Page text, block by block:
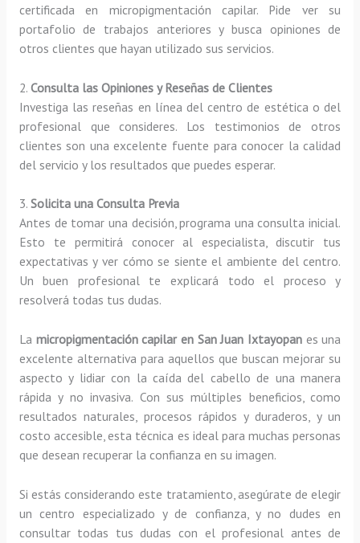
certificada en micropigmentación capilar. Pide ver su
portafolio de trabajos anteriores y busca opiniones de
otros clientes que hayan utilizado sus servicios.
2. Consulta las Opiniones y Reseñas de Clientes
Investiga las reseñas en línea del centro de estética o del
profesional que consideres. Los testimonios de otros
clientes son una excelente fuente para conocer la calidad
del servicio y los resultados que puedes esperar.
3. Solicita una Consulta Previa
Antes de tomar una decisión, programa una consulta inicial.
Esto te permitirá conocer al especialista, discutir tus
expectativas y ver cómo se siente el ambiente del centro.
Un buen profesional te explicará todo el proceso y
resolverá todas tus dudas.
La micropigmentación capilar en San Juan Ixtayopanes una
excelente alternativa para aquellos que buscan mejorar su
aspecto y lidiar con la caída del cabello de una manera
rápida y no invasiva. Con sus múltiples beneficios, como
resultados naturales, procesos rápidos y duraderos, y un
costo accesible, esta técnica es ideal para muchas personas
que desean recuperar la confianza en su imagen.
Si estás considerando este tratamiento, asegúrate de elegir
un centro especializado y de confianza, y no dudes en
consultar todas tus dudas con el profesional antes de